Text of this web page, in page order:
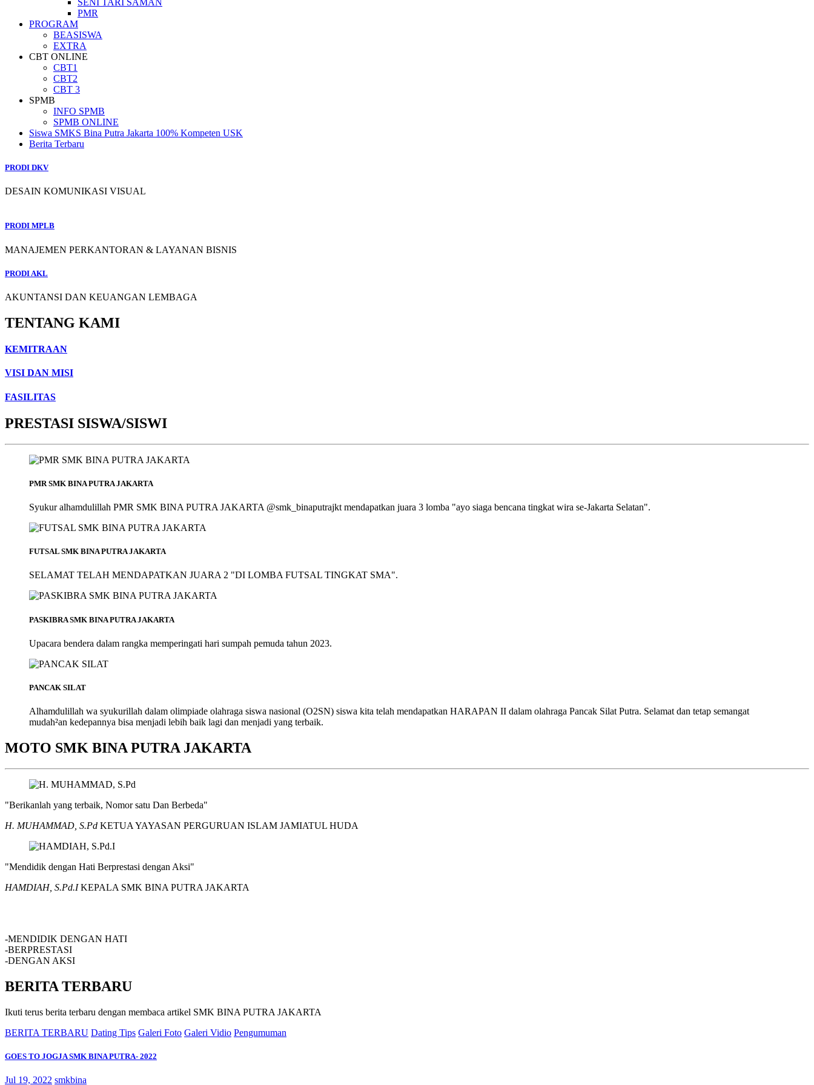
PMR
PROGRAM
BEASISWA
EXTRA
CBT ONLINE
CBT1
CBT2
CBT 3
SPMB
INFO SPMB
SPMB ONLINE
Siswa SMKS Bina Putra Jakarta 100% Kompeten USK
Berita Terbaru
PRODI DKV
DESAIN KOMUNIKASI VISUAL
PRODI MPLB
MANAJEMEN PERKANTORAN & LAYANAN BISNIS
PRODI AKL
AKUNTANSI DAN KEUANGAN LEMBAGA
TENTANG KAMI
KEMITRAAN
VISI DAN MISI
FASILITAS
PRESTASI SISWA/SISWI
PMR SMK BINA PUTRA JAKARTA
Syukur alhamdulillah PMR SMK BINA PUTRA JAKARTA @smk_binaputrajkt mendapatkan juara 3 lomba "ayo siaga bencana tingkat wira se-Jakarta Selatan".
FUTSAL SMK BINA PUTRA JAKARTA
SELAMAT TELAH MENDAPATKAN JUARA 2 "DI LOMBA FUTSAL TINGKAT SMA".
PASKIBRA SMK BINA PUTRA JAKARTA
Upacara bendera dalam rangka memperingati hari sumpah pemuda tahun 2023.
PANCAK SILAT
Alhamdulillah wa syukurillah dalam olimpiade olahraga siswa nasional (O2SN) siswa kita telah mendapatkan HARAPAN II dalam olahraga Pancak Silat Putra. Selamat dan tetap semangat
mudah²an kedepannya bisa menjadi lebih baik lagi dan menjadi yang terbaik.
MOTO SMK BINA PUTRA JAKARTA
"Berikanlah yang terbaik, Nomor satu Dan Berbeda"
H. MUHAMMAD, S.Pd KETUA YAYASAN PERGURUAN ISLAM JAMIATUL HUDA
"Mendidik dengan Hati Berprestasi dengan Aksi"
HAMDIAH, S.Pd.IKEPALA SMK BINA PUTRA JAKARTA
-MENDIDIK DENGAN HATI
-BERPRESTASI
-DENGAN AKSI
BERITA TERBARU
Ikuti terus berita terbaru dengan membaca artikel SMK BINA PUTRA JAKARTA
BERITA TERBARU Dating Tips Galeri Foto Galeri Vidio Pengumuman
GOES TO JOGJA SMK BINA PUTRA- 2022
Jul 19, 2022 smkbina